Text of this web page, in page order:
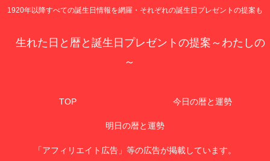
1920年以降すべての誕生日情報を網羅・それぞれの誕生日プレゼントの提案も
生れた日と暦と誕生日プレゼントの提案～わたしの
～
TOP 今日の暦と運勢
明日の暦と運勢
「アフィリエイト広告」等の広告が掲載しています。